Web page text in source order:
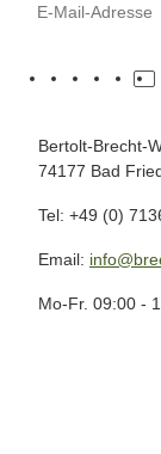
Bertolt-Brecht-
74177 Bad
Tel: +49 (0)
Email:
Mo-Fr. 09:00 -